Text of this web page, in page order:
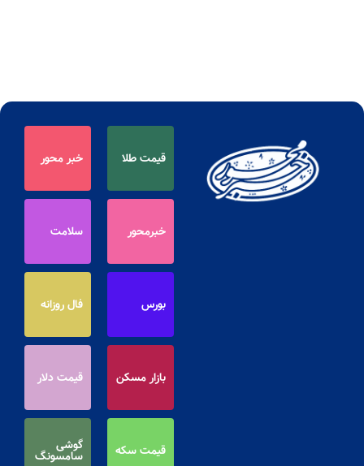
قیمت طلا خبر محور
خبرمحور سلامت
بورس فال روزانه
بازار مسکن قیمت دلار
قیمت سکه گوشی
سامسونگ